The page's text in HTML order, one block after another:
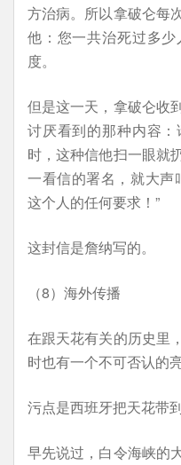
方治病。所以拿破仑每
他：您一共治死过多
度。
但是这一天，拿破仑收
讨厌看到的那种内容
时，这种信他扫一眼就
一看信的署名，就大声
这个人的任何要求！”
这封信是詹纳写的。
（8）海外传播
在跟天花有关的历史里
时也有一个不可否认的亮
污点是西班牙把天花带
早先说过，白令海峡的